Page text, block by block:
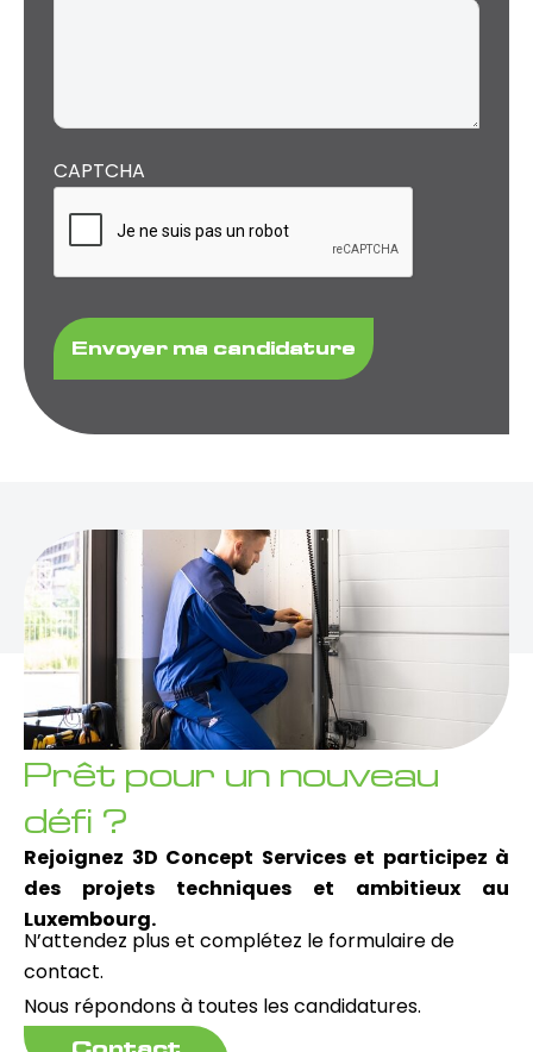
CAPTCHA
Prêt pour un nouveau
défi ?
Rejoignez 3D Concept Services et participez à
des projets techniques et ambitieux au
Luxembourg.
N’attendez plus et complétez le formulaire de
contact.
Nous répondons à toutes les candidatures.